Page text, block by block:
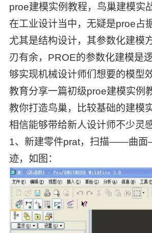
proe建模实例教程，鸟巢建模实
在工业设计当中，无疑是proe占
尤其是结构设计，其参数化建模
刃有余，PROE的参数化建模是
够实现机械设计师们想要的模型
教育分享一篇初级proe建模实例
教你打造鸟巢，比较基础的建模
相信能够带给新人设计师不少灵感
1、新建零件prat，扫描——曲
迹，如图：